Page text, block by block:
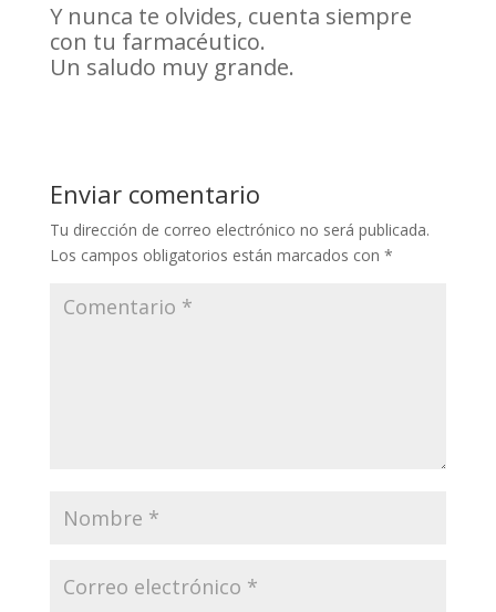
Y nunca te olvides, cuenta siempre
con tu farmacéutico.
Un saludo muy grande.
Enviar comentario
Tu dirección de correo electrónico no será publicada.
Los campos obligatorios están marcados con *